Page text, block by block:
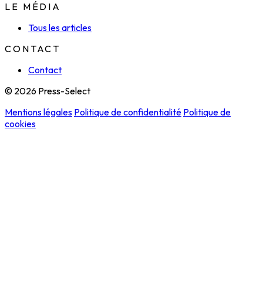
LE MÉDIA
Tous les articles
CONTACT
Contact
© 2026 Press-Select
Mentions légales Politique de confidentialité Politique de
cookies